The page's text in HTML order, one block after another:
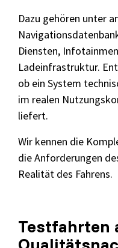
Dazu gehören unter
Diensten,
Ladeinfrastruktur.
ob ein System
im realen
liefert.
Wir kennen die
die Anforderungen
Realität des Fahrens.
Testfahrten